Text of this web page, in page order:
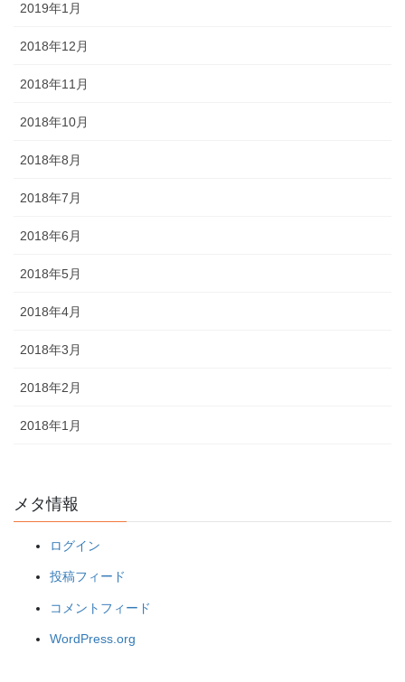
2019年1月
2018年12月
2018年11月
2018年10月
2018年8月
2018年7月
2018年6月
2018年5月
2018年4月
2018年3月
2018年2月
2018年1月
メタ情報
ログイン
投稿フィード
コメントフィード
WordPress.org